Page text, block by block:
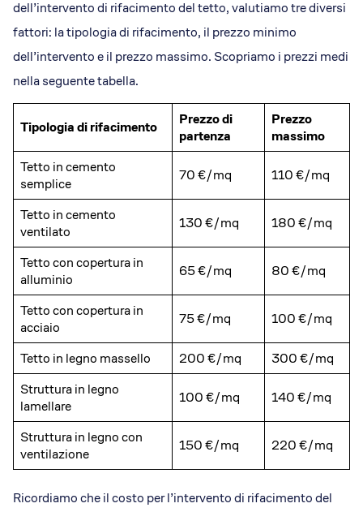
dell’intervento di rifacimento del tetto, valutiamo tre diversi
fattori: la tipologia di rifacimento, il prezzo minimo
dell’intervento e il prezzo massimo. Scopriamo i prezzi medi
nella seguente tabella.
Tipologia di rifacimento
Prezzo di
partenza
Prezzo
massimo
Tetto in cemento
semplice
70 €/mq 110 €/mq
Tetto in cemento
ventilato
130 €/mq 180 €/mq
Tetto con copertura in
alluminio
65 €/mq 80 €/mq
Tetto con copertura in
acciaio
75 €/mq 100 €/mq
Tetto in legno massello 200 €/mq
300 €/mq
Struttura in legno
lamellare
100 €/mq 140 €/mq
Struttura in legno con
ventilazione
150 €/mq 220 €/mq
Ricordiamo che il costo per l’intervento di rifacimento del